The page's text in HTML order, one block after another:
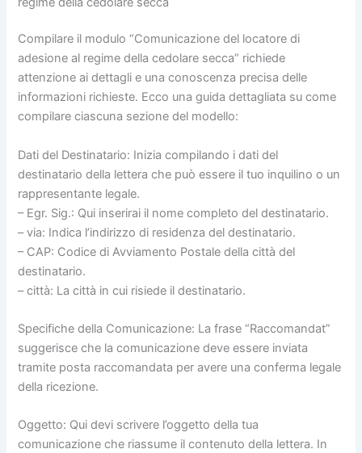
Compilare il modulo “Comunicazione del locatore di
adesione al regime della cedolare secca” richiede
attenzione ai dettagli e una conoscenza precisa delle
informazioni richieste. Ecco una guida dettagliata su come
compilare ciascuna sezione del modello:
Dati del Destinatario: Inizia compilando i dati del
destinatario della lettera che può essere il tuo inquilino o un
rappresentante legale.
– Egr. Sig.: Qui inserirai il nome completo del destinatario.
– via: Indica l’indirizzo di residenza del destinatario.
– CAP: Codice di Avviamento Postale della città del
destinatario.
– città: La città in cui risiede il destinatario.
Specifiche della Comunicazione: La frase “Raccomandat”
suggerisce che la comunicazione deve essere inviata
tramite posta raccomandata per avere una conferma legale
della ricezione.
Oggetto: Qui devi scrivere l’oggetto della tua
comunicazione che riassume il contenuto della lettera. In